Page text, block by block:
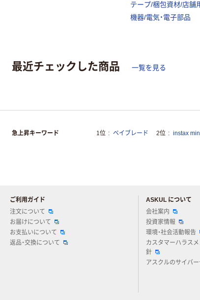
テープ/梱包資材/店舗
機器/電気・電子部品
最近チェックした商品 一覧を見る
急上昇キーワード 1位 ベイブレード 2位 instax
ご利用ガイド
注文について
お届けについて
お支払いについて
返品・交換について
ASKUL について
会社案内
投資家情報
環境・社会活動報告
カスタマーハラス
針
アスクルのサイバ